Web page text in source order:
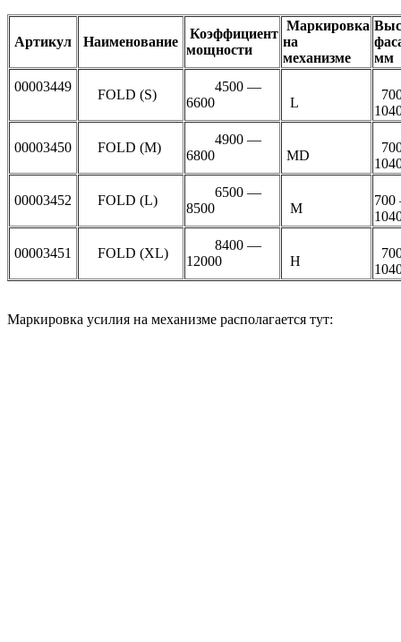
Артикул Наименование
Коэффициент
мощности
Маркировка
на
механизме
мм
00003449
FOLD (S)
4500 —
6600
L
00003450 FOLD (M)
4900 —
6800
MD
00003452 FOLD (L)
6500 —
8500
М
00003451 FOLD (XL)
8400 —
12000
H
Маркировка усилия на механизме располагается тут: